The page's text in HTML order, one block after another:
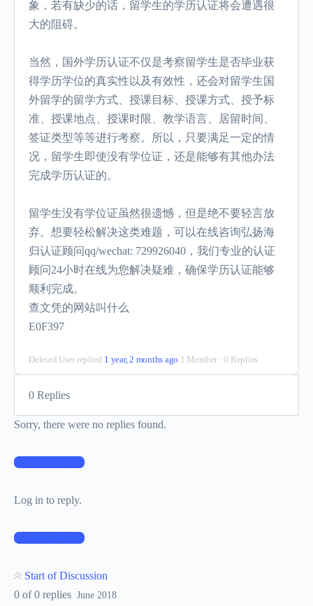
象，若有缺少的话，留学生的学历认证将会遭遇很
大的阻碍。
当然，国外学历认证不仅是考察留学生是否毕业获
得学历学位的真实性以及有效性，还会对留学生国
外留学的留学方式、授课目标、授课方式、授予标
准、授课地点、授课时限、教学语言、居留时间、
签证类型等等进行考察。所以，只要满足一定的情
况，留学生即使没有学位证，还是能够有其他办法
完成学历认证的。
留学生没有学位证虽然很遗憾，但是绝不要轻言放
弃。想要轻松解决这类难题，可以在线咨询弘扬海
归认证顾问qq/wechat: 729926040，我们专业的认证
顾问24小时在线为您解决疑难，确保学历认证能够
顺利完成。
查文凭的网站叫什么
E0F397
Deleted User replied 1 year, 2 months ago 1 Member · 0 Replies
0 Replies
Sorry, there were no replies found.
Log In to Reply
Log in to reply.
Log In to Reply
Start of Discussion
0 of0 replies June 2018